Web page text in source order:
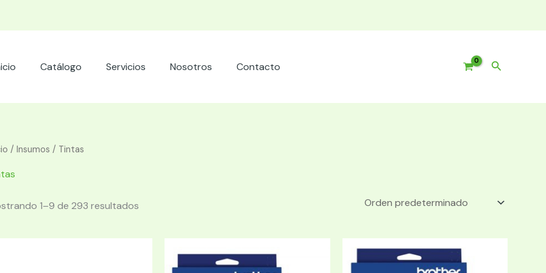
Catálogo Servicios Nosotros Contacto Buscar
/ Insumos / Tintas
1–9 de 293 resultados